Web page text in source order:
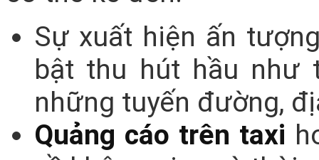
Sự xuất hiện ấn
bật thu hút hầu như
những tuyến đường,
Quảng cáo trên taxi